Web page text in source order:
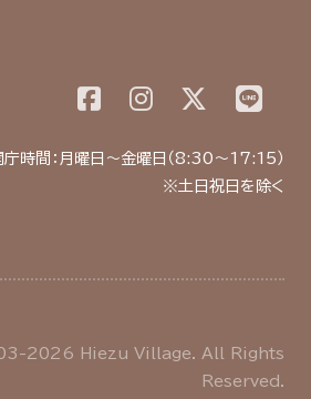
庁時間：月曜日～金曜日（8:30～17:15）
※土日祝日を除く
2026 Hiezu Village. All Rights
Reserved.